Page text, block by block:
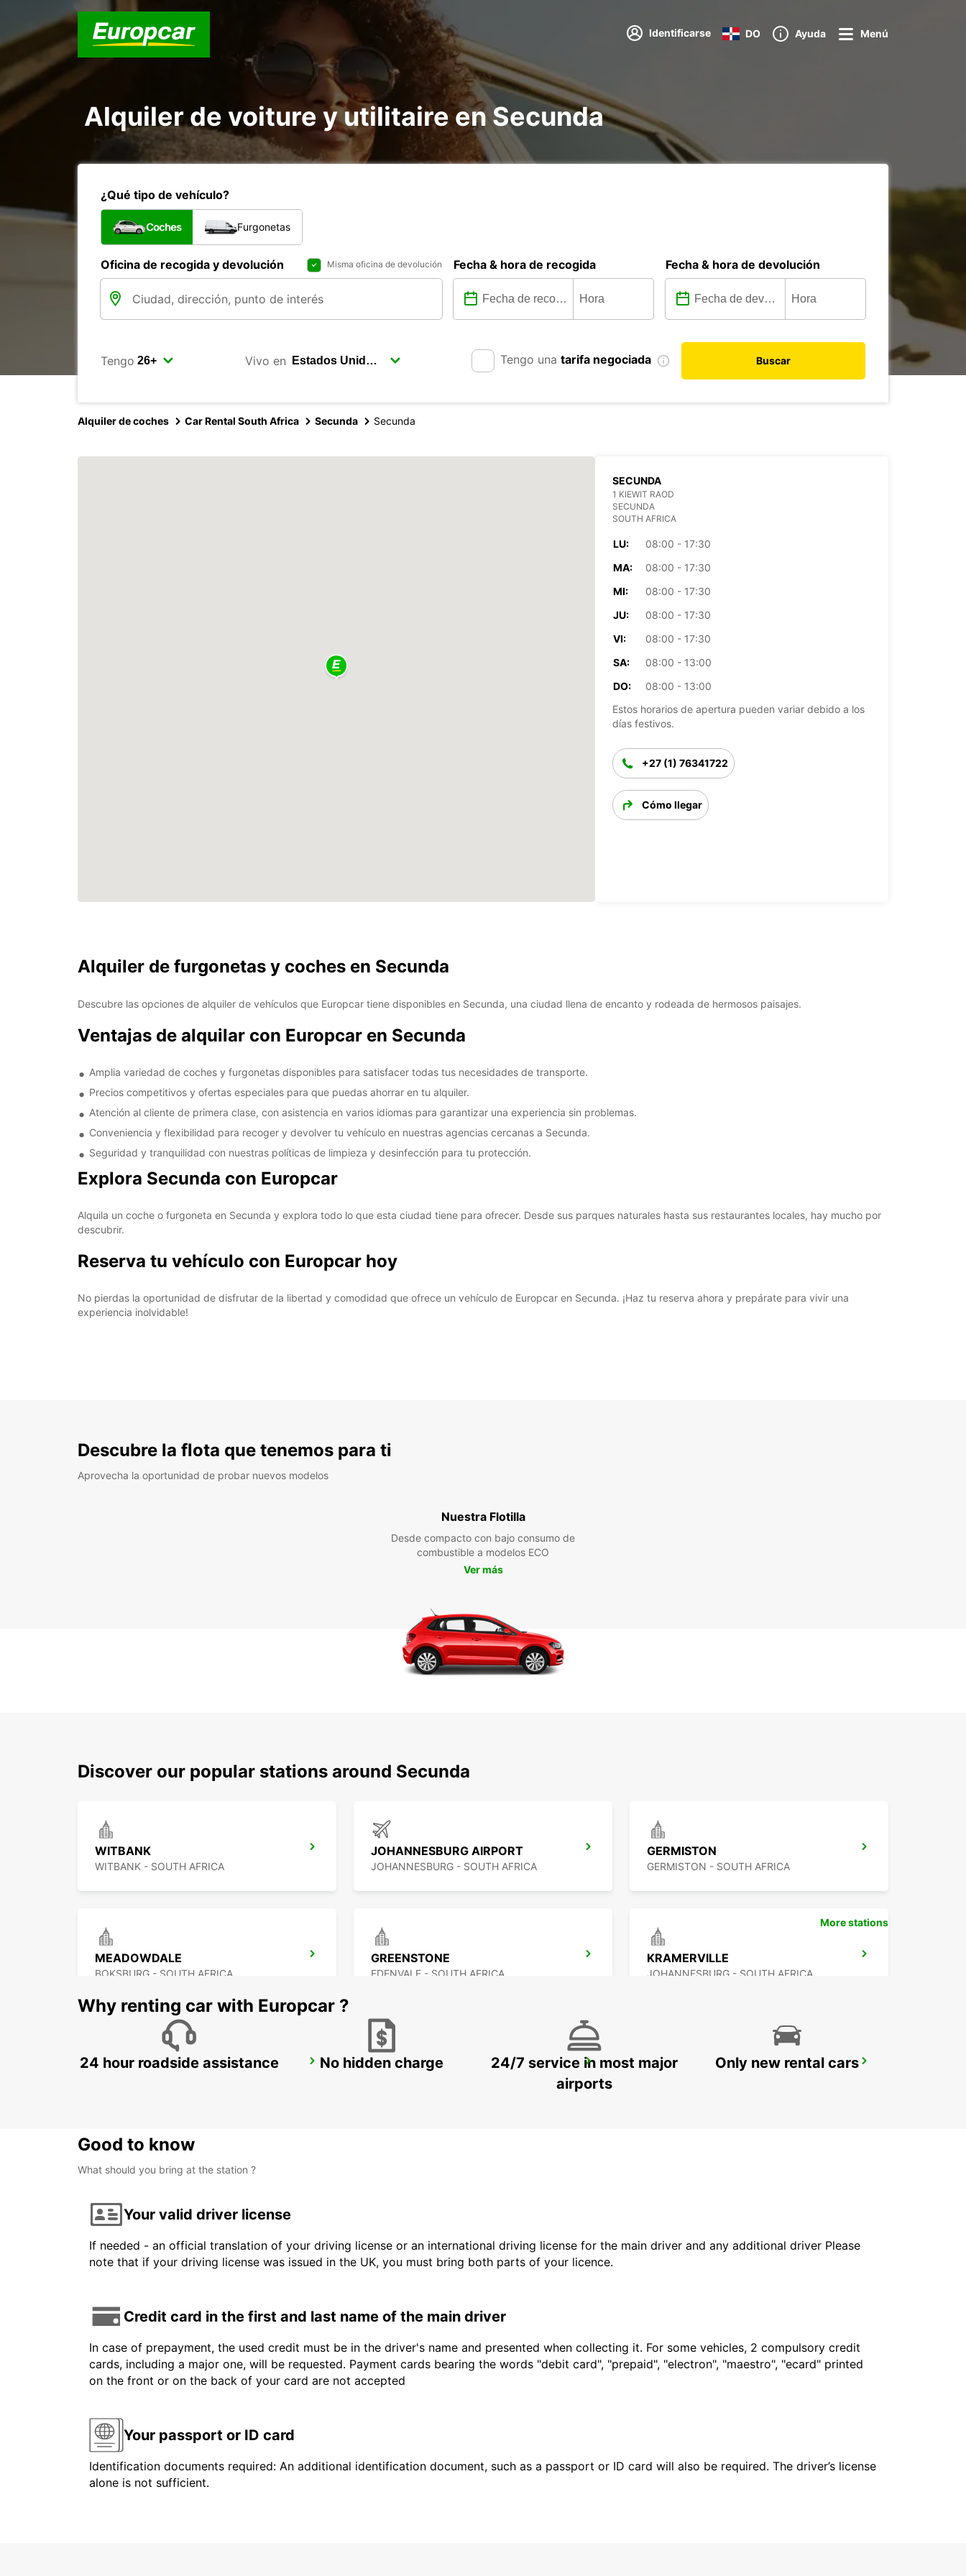
Identificarse DO Ayuda Menú
Alquiler de voiture y utilitaire en Secunda
¿Qué tipo de vehículo?
Coches Furgonetas
Oficina de recogida y devolución Misma oficina de devolución Fecha & hora de recogida Fecha & hora de devolución
Tengo Vivo en Tengo una tarifa negociada Buscar
Alquiler de coches Car Rental South Africa Secunda Secunda
SECUNDA
1 KIEWIT RAOD
SECUNDA
SOUTH AFRICA
LU:
08:00 - 17:30
MA:
08:00 - 17:30
MI:
08:00 - 17:30
JU:
08:00 - 17:30
VI:
08:00 - 17:30
SA:
08:00 - 13:00
DO:
08:00 - 13:00
Estos horarios de apertura pueden variar debido a los
días festivos.
+27 (1) 76341722
Cómo llegar
Alquiler de furgonetas y coches en Secunda
Descubre las opciones de alquiler de vehículos que Europcar tiene disponibles en Secunda, una ciudad llena de encanto y rodeada de hermosos paisajes.
Ventajas de alquilar con Europcar en Secunda
Amplia variedad de coches y furgonetas disponibles para satisfacer todas tus necesidades de transporte.
Precios competitivos y ofertas especiales para que puedas ahorrar en tu alquiler.
Atención al cliente de primera clase, con asistencia en varios idiomas para garantizar una experiencia sin problemas.
Conveniencia y flexibilidad para recoger y devolver tu vehículo en nuestras agencias cercanas a Secunda.
Seguridad y tranquilidad con nuestras políticas de limpieza y desinfección para tu protección.
Explora Secunda con Europcar
Alquila un coche o furgoneta en Secunda y explora todo lo que esta ciudad tiene para ofrecer. Desde sus parques naturales hasta sus restaurantes locales, hay mucho por
descubrir.
Reserva tu vehículo con Europcar hoy
No pierdas la oportunidad de disfrutar de la libertad y comodidad que ofrece un vehículo de Europcar en Secunda. ¡Haz tu reserva ahora y prepárate para vivir una
experiencia inolvidable!
Descubre la flota que tenemos para ti
Aprovecha la oportunidad de probar nuevos modelos
Nuestra Flotilla
Desde compacto con bajo consumo de
combustible a modelos ECO
Ver más
Discover our popular stations around Secunda
WITBANK
WITBANK - SOUTH AFRICA
JOHANNESBURG AIRPORT
JOHANNESBURG - SOUTH AFRICA
GERMISTON
GERMISTON - SOUTH AFRICA
MEADOWDALE
BOKSBURG - SOUTH AFRICA
GREENSTONE
EDENVALE - SOUTH AFRICA
KRAMERVILLE
JOHANNESBURG - SOUTH AFRICA
BRAAMFONTEIN MIDRAND SANDTON
More stations
Why renting car with Europcar ?
24 hour roadside assistance No hidden charge
24/7 service in most major
airports
Only new rental cars
Good to know
What should you bring at the station ?
Your valid driver license
If needed - an official translation of your driving license or an international driving license for the main driver and any additional driver Please
note that if your driving license was issued in the UK, you must bring both parts of your licence.
Credit card in the first and last name of the main driver
In case of prepayment, the used credit must be in the driver's name and presented when collecting it. For some vehicles, 2 compulsory credit
cards, including a major one, will be requested. Payment cards bearing the words "debit card", "prepaid", "electron", "maestro", "ecard" printed
on the front or on the back of your card are not accepted
Your passport or ID card
Identification documents required: An additional identification document, such as a passport or ID card will also be required. The driver’s license
alone is not sufficient.